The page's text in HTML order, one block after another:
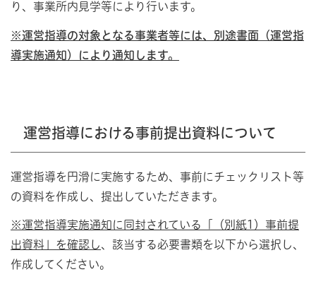
り、事業所内見学等により行います。
※運営指導の対象となる事業者等には、別途書面（運営指
導実施通知）により通知します。
運営指導における事前提出資料について
運営指導を円滑に実施するため、事前にチェックリスト等
の資料を作成し、提出していただきます。
※運営指導実施通知に同封されている「（別紙1）事前提
出資料」を確認し、該当する必要書類を以下から選択し、
作成してください。